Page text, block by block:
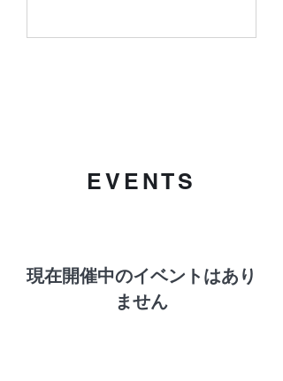
EVENTS
現在開催中のイベントはあり
ません